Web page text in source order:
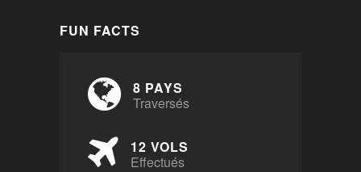
FUN FACTS
8 PAYS
Traversés
12 VOLS
Effectués